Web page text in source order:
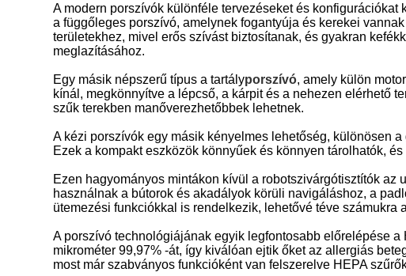
A modern porszívók különféle tervezéseket és
a függőleges porszívó, amelynek fogantyúja és kerekei
területekhez, mivel erős szívást biztosítanak, és gyakran
meglazításához.
Egy másik népszerű típus a tartályporszívó, amely külön
kínál, megkönnyítve a lépcső, a kárpit és a nehezen elérhető
szűk terekben manőverezhetőbbek lehetnek.
A kézi porszívók egy másik kényelmes lehetőség, különösen
Ezek a kompakt eszközök könnyűek és könnyen tárolhatók,
Ezen hagyományos mintákon kívül a robotszivárgótisztítók
használnak a bútorok és akadályok körüli navigáláshoz, a
ütemezési funkciókkal is rendelkezik, lehetővé téve
A porszívó technológiájának egyik legfontosabb előrelépése
mikrométer 99,97% -át, így kiválóan ejtik őket az allergiás
most már szabványos funkcióként van felszerelve HEPA